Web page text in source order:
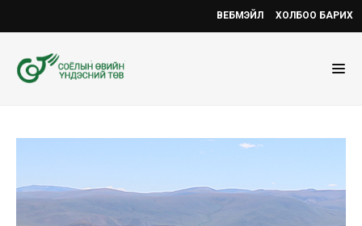
ВЕБМЭЙЛ ХОЛБОО БАРИХ